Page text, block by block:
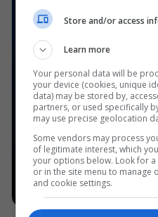
Store and/or access
Learn more
Your personal data will be
your device (cookies, unique
data) may be stored by,
partners, or used specifically
may use precise geolocation
Some vendors may process
of legitimate interest, which
your options below. Look for
or in the site menu to manage
and cookie settings.